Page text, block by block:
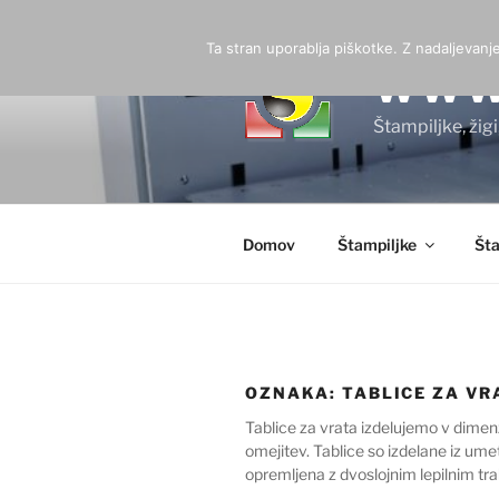
Štampiljke,
Domov Štampiljke
OZNAKA: TABLICE ZA
Tablice za vrata izdelujemo v
omejitev. Tablice so izdelane iz
opremljena z dvoslojnim lepilnim
Ta stran uporablja piškotke. Z